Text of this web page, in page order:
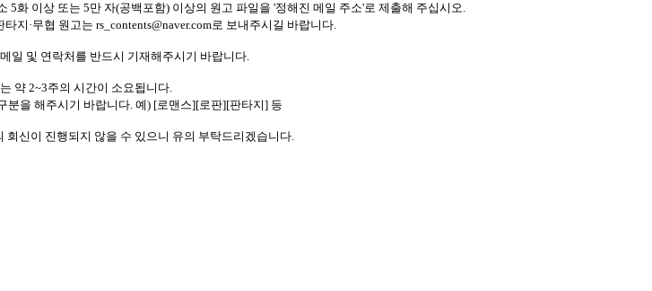
화 이상 또는 5만 자(공백포함) 이상의 원고 파일을 '정해진 메일 주소'로 제출해 주십시오.
지·무협 원고는 rs_contents@naver.com로 보내주시길 바랍니다.
일 및 연락처를 반드시 기재해주시기 바랍니다.
약 2~3주의 시간이 소요됩니다.
분을 해주시기 바랍니다. 예) [로맨스][로판][판타지] 등
회신이 진행되지 않을 수 있으니 유의 부탁드리겠습니다.